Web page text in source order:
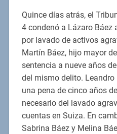
Quince días atrás, el
4 condenó a Lázaro Báez
por lavado de activos
Martín Báez, hijo mayor
sentencia a nueve años
del mismo delito.
una pena de cinco años
necesario del lavado
cuentas en Suiza. En
Sabrina Báez y Melina